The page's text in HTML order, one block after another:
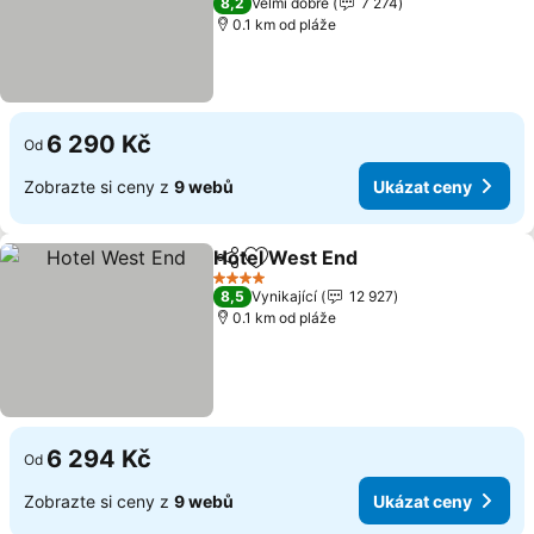
0.1 km od pláže
Od 6 290 Kč
Zobrazte si ceny z 9 webů Ukázat ceny
SdíletPřidat na seznam oblíbených
Hotel West End
4 Počet hvězdiček
8,5 Vynikající
12 927
0.1 km od pláže
Od 6 294 Kč
Zobrazte si ceny z 9 webů Ukázat ceny